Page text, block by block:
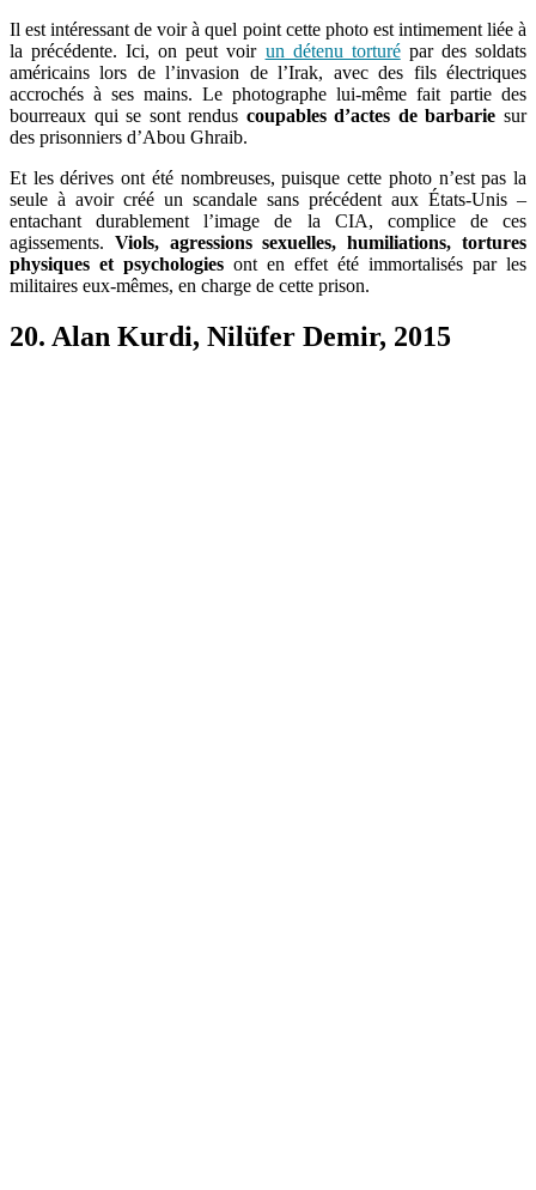
Il est intéressant de voir à quel point cette photo est intimement liée à
la précédente. Ici, on peut voir un détenu torturépar des soldats
américains lors de l’invasion de l’Irak, avec des fils électriques
accrochés à ses mains. Le photographe lui-même fait partie des
bourreaux qui se sont rendus coupables d’actes de barbarie sur
des prisonniers d’Abou Ghraib.
Et les dérives ont été nombreuses, puisque cette photo n’est pas la
seule à avoir créé un scandale sans précédent aux États-Unis –
entachant durablement l’image de la CIA, complice de ces
agissements. Viols, agressions sexuelles, humiliations, tortures
physiques et psychologies ont en effet été immortalisés par les
militaires eux-mêmes, en charge de cette prison.
20. Alan Kurdi, Nilüfer Demir, 2015